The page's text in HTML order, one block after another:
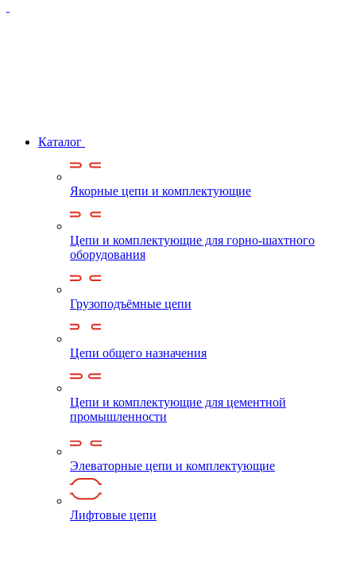
Каталог
Якорные цепи и комплектующие
Цепи и комплектующие для горно-шахтного
оборудования
Грузоподъёмные цепи
Цепи общего назначения
Цепи и комплектующие для цементной
промышленности
Элеваторные цепи и комплектующие
Лифтовые цепи